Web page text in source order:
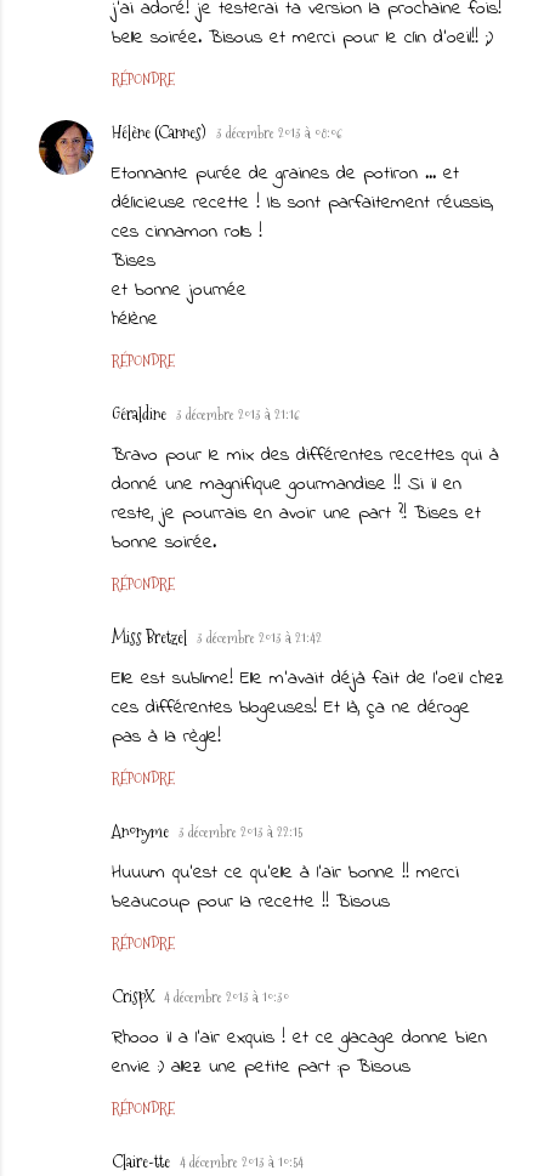
j'ai adoré! je testerai ta version la prochaine fois!
belle soirée. Bisous et merci pour le clin d'oeil!! ;)
RÉPONDRE
Hélène (Cannes) 3 décembre 2013 à 08:06
Etonnante purée de graines de potiron ... et
délicieuse recette ! Ils sont parfaitement réussis,
ces cinnamon rolls !
Bises
et bonne journée
hélène
RÉPONDRE
Géraldine 3 décembre 2013 à 21:16
Bravo pour le mix des différentes recettes qui à
donné une magnifique gourmandise !! Si il en
reste, je pourrais en avoir une part ?! Bises et
bonne soirée.
RÉPONDRE
Miss Bretzel 3 décembre 2013 à 21:42
Elle est sublime! Elle m'avait déjà fait de l'oeil chez
ces différentes blogeuses! Et là, ça ne déroge
pas à la règle!
RÉPONDRE
Anonyme 3 décembre 2013 à 22:15
Huuum qu'est ce qu'elle à l'air bonne !! merci
beaucoup pour la recette !! Bisous
RÉPONDRE
CrispX 4 décembre 2013 à 10:30
Rhooo il a l'air exquis ! et ce glacage donne bien
envie :) allez une petite part :p Bisous
RÉPONDRE
Claire-tte 4 décembre 2013 à 10:54